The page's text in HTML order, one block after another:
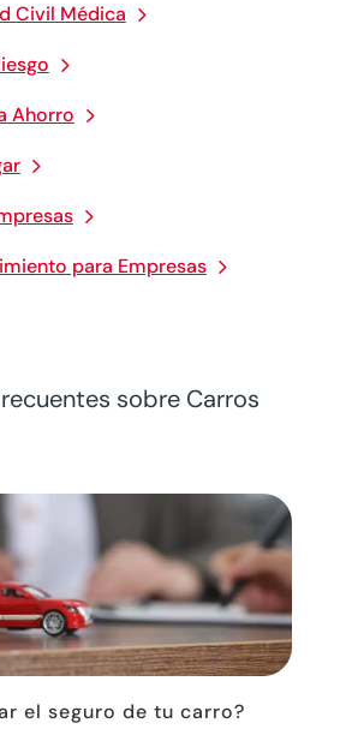
Civil Médica
Ahorro
para Empresas
sobre Carros
el seguro de tu carro?